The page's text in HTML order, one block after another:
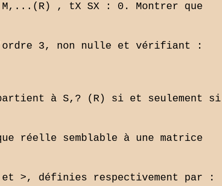
M,...(R) , tX SX : 0. Montrer que
d'ordre 3, non nulle et vérifiant :
à S,? (R) si et seulement si
réelle semblable à une matrice
>, définies respectivement par :